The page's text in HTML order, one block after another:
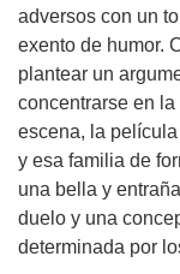
adversos con un
exento de humor.
plantear un
concentrarse en
escena, la
y esa familia de
una bella y
duelo y una
determinada por